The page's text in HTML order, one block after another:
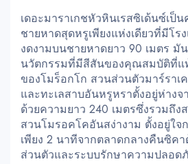
เดอะมาราเกชหัวหินเรสซิเด้นซ์เป็
ชายหาดสุดหรูเพียงแห่งเดียวที่มีโ
งดงามบนชายหาดยาว 90 เมตร มั
นวัตกรรมที่มีสีสันของคุณสมบัติที่แ
ของโมร็อกโก สวนส่วนตัวมาร์ราเ
และทะเลสาบอันหรูหราตั้งอยู่ห่าง
ด้วยความยาว 240 เมตรซึ่งรวมถึ
สวนโมรอคโคอันสง่างาม ตั้งอยู่ใจ
เพียง 2 นาทีจากตลาดกลางคืนซิค
ส่วนตัวและระบบรักษาความปลอด